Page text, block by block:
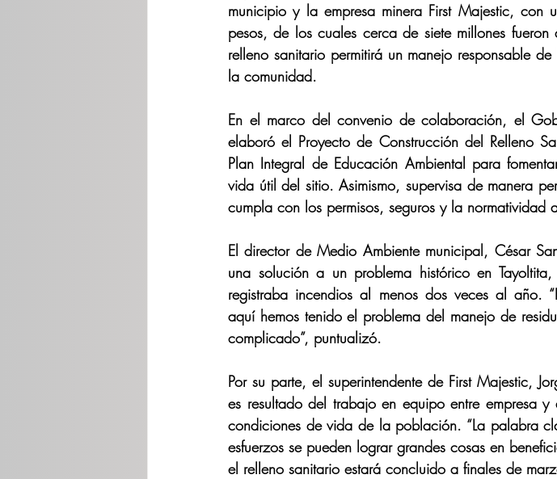
municipio y la empresa minera First Majestic, con
pesos, de los cuales cerca de siete millones
relleno sanitario permitirá un manejo responsable
la comunidad.
En el marco del convenio de colaboración, el
elaboró el Proyecto de Construcción del Relleno
Plan Integral de Educación Ambiental para
vida útil del sitio. Asimismo, supervisa de manera
cumpla con los permisos, seguros y la normatividad
El director de Medio Ambiente municipal, César
una solución a un problema histórico en
registraba incendios al menos dos veces al año.
aquí hemos tenido el problema del manejo de
complicado”, puntualizó.
Por su parte, el superintendente de First Majestic,
es resultado del trabajo en equipo entre empresa
condiciones de vida de la población. “La palabra
esfuerzos se pueden lograr grandes cosas en
el relleno sanitario estará concluido a finales de